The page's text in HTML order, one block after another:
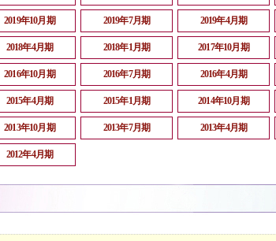
2019年10月期 2019年7月期 2019年4月期
2018年4月期 2018年1月期 2017年10月期
2016年10月期 2016年7月期 2016年4月期
2015年4月期 2015年1月期 2014年10月期
2013年10月期 2013年7月期 2013年4月期
2012年4月期